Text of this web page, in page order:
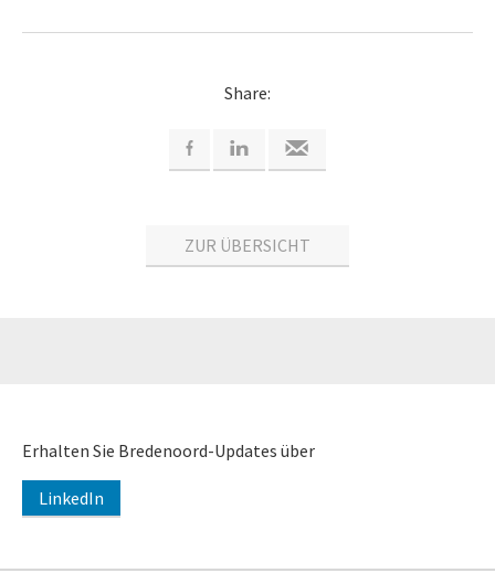
Share:
ZUR ÜBERSICHT
Erhalten Sie Bredenoord-Updates über
LinkedIn